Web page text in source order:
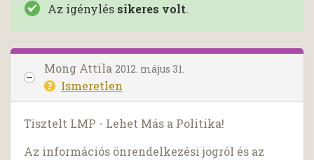
Az igénylés sikeres volt.
Mong Attila 2012. május 31.
Ismeretlen
Tisztelt LMP - Lehet Más a Politika!
Az információs önrendelkezési jogról és az